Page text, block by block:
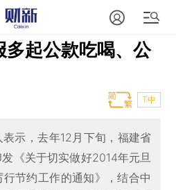
多起公款吃喝、公
T中
示，去年12月下旬，福建省
《关于切实做好2014年元旦
节约工作的通知》，结合中